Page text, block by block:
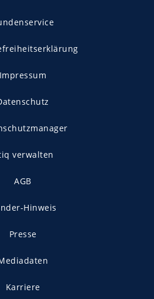
Impressum
verwalten
AGB
Hinweis
Presse
Karriere